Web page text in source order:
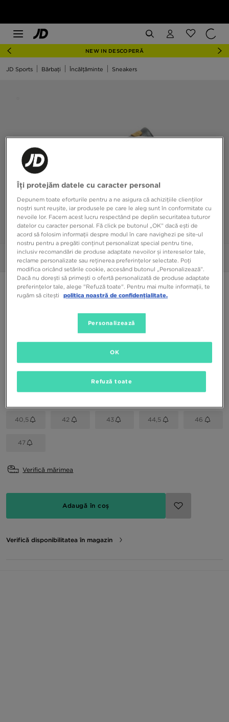
NEW IN DESCOPERĂ
JD Sports Bărbați Încălțăminte Sneakers
Poze 360°
LACOSTE DEVIATION II
Culori Disponibile
Alege mărimea
EU US
40,5 42 43 44,5 46
47
Verifică mărimea
Adaugă în coș
Verifică disponibilitatea în magazin
Îți protejăm datele cu caracter personal
Depunem toate eforturile pentru a ne asigura că achizițiile clienților
noștri sunt reușite, iar produsele pe care le aleg sunt în conformitate cu
nevoile lor. Facem acest lucru respectând pe deplin securitatea tuturor
datelor cu caracter personal. Fă click pe butonul „OK” dacă ești de
acord să folosim informații despre modul în care navighezi pe site-ul
nostru pentru a pregăti conținut personalizat special pentru tine,
inclusiv recomandări de produse adaptate nevoilor și intereselor tale,
reclame personalizate sau reținerea preferințelor selectate. Poți
modifica oricând setările cookie, accesând butonul „Personalizează”.
Dacă nu dorești să primești o ofertă personalizată de produse adaptate
preferințelor tale, alege "Refuză toate". Pentru mai multe informații, te
rugăm să citești
politica noastră de confidențialitate.
Personalizează
Refuză toate
OK